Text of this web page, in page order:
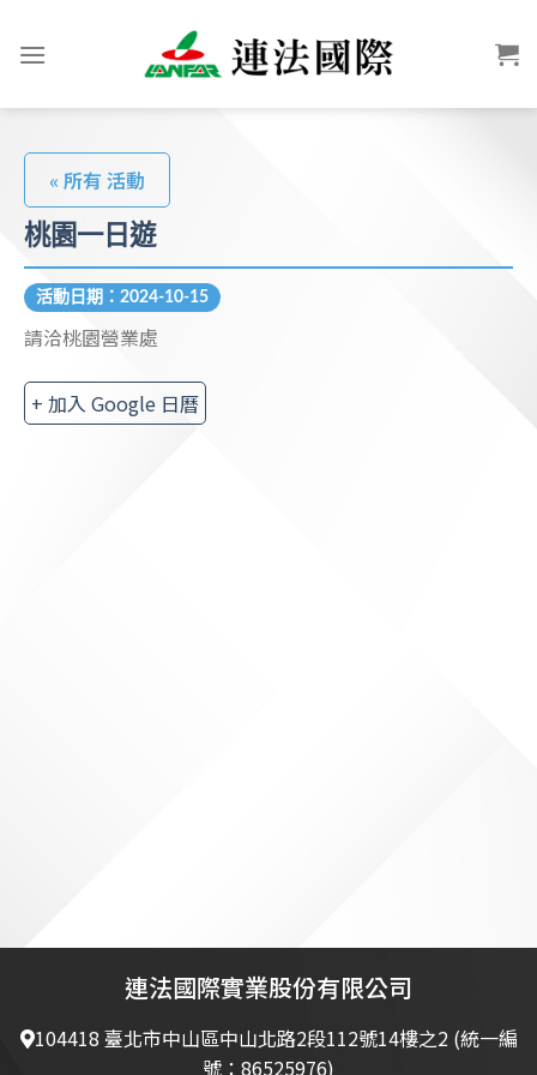
« 所有 活動
桃園一日遊
活動日期：2024-10-15
請洽桃園營業處
+ 加入 Google 日曆
連法國際實業股份有限公司
104418 臺北市中山區中山北路2段112號14樓之2 (統一編
號：86525976)